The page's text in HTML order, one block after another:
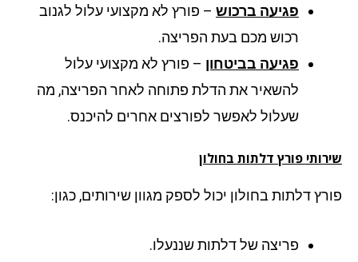
פגיעה ברכוש– פורץ לא מקצועי עלול לגנוב
רכוש מכם בעת הפריצה.
פגיעה בביטחון– פורץ לא מקצועי עלול
להשאיר את הדלת פתוחה לאחר הפריצה, מה
שעלול לאפשר לפורצים אחרים להיכנס.
פורץ דלתות בחולון
דלתות בחולון יכול לספק מגוון שירותים, כגון:
פריצה של דלתות שננעלו.